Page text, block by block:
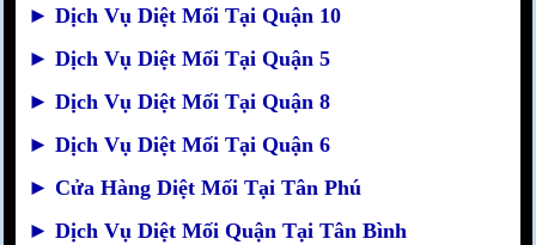
► Dịch Vụ Diệt Mối Tại Quận 10
► Dịch Vụ Diệt Mối Tại Quận 5
► Dịch Vụ Diệt Mối Tại Quận 8
► Dịch Vụ Diệt Mối Tại Quận 6
► Cửa Hàng Diệt Mối Tại Tân Phú
► Dịch Vụ Diệt Mối Quận Tại Tân Bình